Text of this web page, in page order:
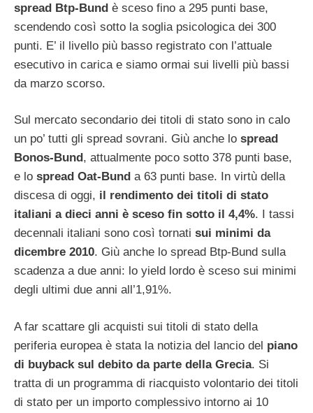
spread Btp-Bund è sceso fino a 295 punti base,
scendendo così sotto la soglia psicologica dei 300
punti. E’ il livello più basso registrato con l’attuale
esecutivo in carica e siamo ormai sui livelli più bassi
da marzo scorso.
Sul mercato secondario dei titoli di stato sono in calo
un po’ tutti gli spread sovrani. Giù anche lo spread
Bonos-Bund , attualmente poco sotto 378 punti base,
e lo spread Oat-Bund a 63 punti base. In virtù della
discesa di oggi, il rendimento dei titoli di stato
italiani a dieci anni è sceso fin sotto il 4,4%. I tassi
decennali italiani sono così tornati sui minimi da
dicembre 2010. Giù anche lo spread Btp-Bund sulla
scadenza a due anni: lo yield lordo è sceso sui minimi
degli ultimi due anni all’1,91%.
A far scattare gli acquisti sui titoli di stato della
periferia europea è stata la notizia del lancio del piano
di buyback sul debito da parte della Grecia. Si
tratta di un programma di riacquisto volontario dei titoli
di stato per un importo complessivo intorno ai 10